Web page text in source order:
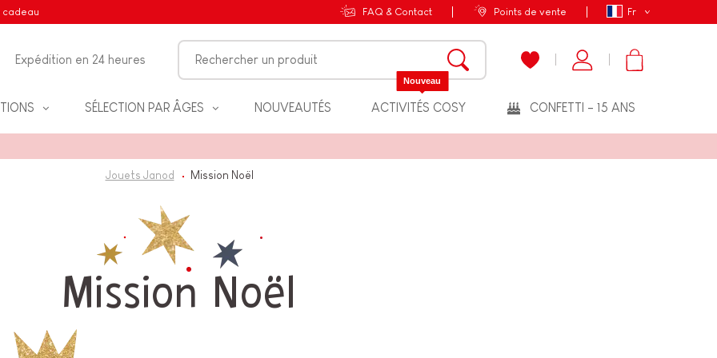
Fr
cadeau FAQ & Contact Points de vente
Expédition en 24 heures
SÉLECTION PAR ÂGES NOUVEAUTÉS ACTIVITÉS COSY
Nouveau
CONFETTI - 15 ANS
Jouets Janod Mission Noël
Mission Noël